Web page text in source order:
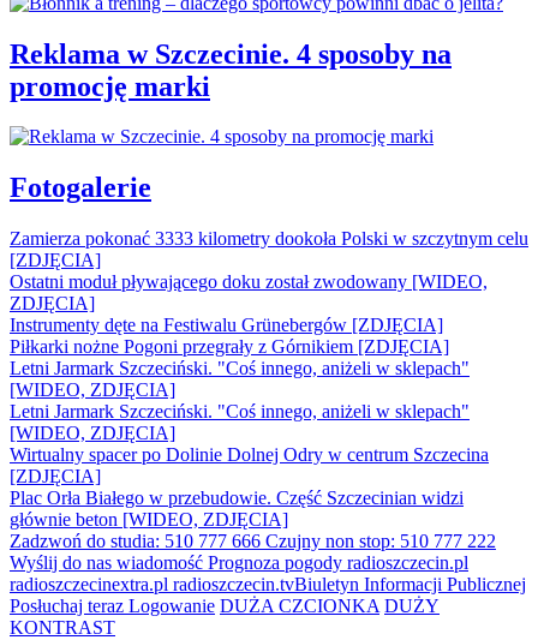
Reklama w Szczecinie. 4 sposoby na
promocję marki
Fotogalerie
Zamierza pokonać 3333 kilometry dookoła Polski w szczytnym celu
[ZDJĘCIA]
Ostatni moduł pływającego doku został zwodowany [WIDEO,
ZDJĘCIA]
Instrumenty dęte na Festiwalu Grünebergów [ZDJĘCIA]
Piłkarki nożne Pogoni przegrały z Górnikiem [ZDJĘCIA]
Letni Jarmark Szczeciński. "Coś innego, aniżeli w sklepach"
[WIDEO, ZDJĘCIA]
Letni Jarmark Szczeciński. "Coś innego, aniżeli w sklepach"
[WIDEO, ZDJĘCIA]
Wirtualny spacer po Dolinie Dolnej Odry w centrum Szczecina
[ZDJĘCIA]
Plac Orła Białego w przebudowie. Część Szczecinian widzi
głównie beton [WIDEO, ZDJĘCIA]
Zadzwoń do studia: 510 777 666 Czujny non stop: 510 777 222
Wyślij do nas wiadomość Prognoza pogody radioszczecin.pl
radioszczecinextra.pl radioszczecin.tvBiuletyn Informacji Publicznej
Posłuchaj teraz Logowanie DUŻA CZCIONKA DUŻY
KONTRAST